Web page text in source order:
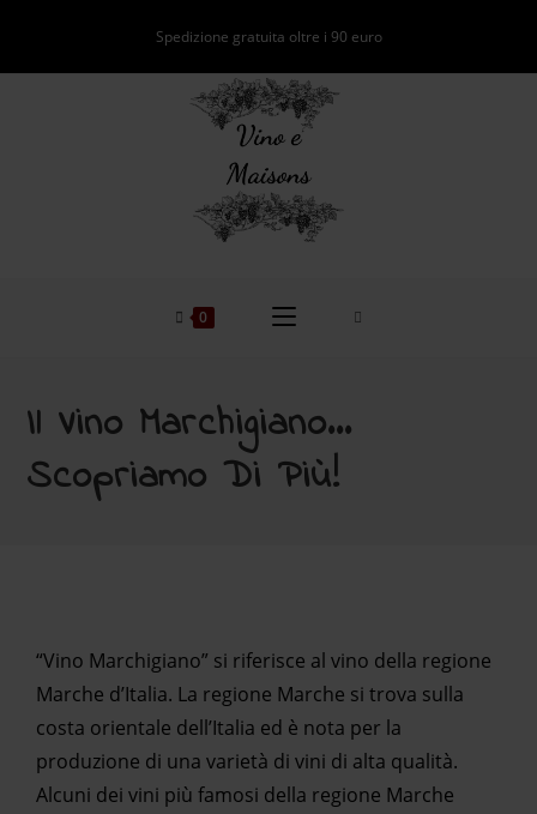
Spedizione gratuita oltre i 90 euro
0
Il Vino Marchigiano…
Scopriamo Di Più!
“Vino Marchigiano” si riferisce al vino della regione
Marche d’Italia. La regione Marche si trova sulla
costa orientale dell’Italia ed è nota per la
produzione di una varietà di vini di alta qualità.
Alcuni dei vini più famosi della regione Marche